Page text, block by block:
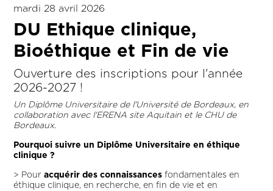
mardi 28 avril 2026
DU Ethique clinique,
Bioéthique et Fin de vie
Ouverture des inscriptions pour l'année
2026-2027 !
Un Diplôme Universitaire de l'Université de Bordeaux, en
collaboration avec l'ERENA site Aquitain et le CHU de
Bordeaux.
Pourquoi suivre un Diplôme Universitaire en éthique
clinique ?
> Pouracquérir des connaissances fondamentales en
éthique clinique, en recherche, en fin de vie et en